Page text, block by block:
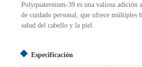
Polyquaternium-39 es una valiosa adición
de cuidado personal, que ofrece múltiples
salud del cabello y la piel.
Especificación